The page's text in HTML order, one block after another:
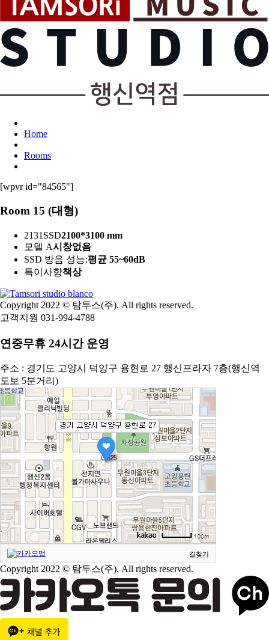
Home
Rooms
[wpvr id="84565"]
Room 15 (대형)
2131SSD2100*3100 mm
모델 A시창없음
SSD 방음 성능:평균 55~60dB
특이사항책상
Copyright 2022 © 탐투스(주). All rights reserved.
고객지원 031-994-4788
연중무휴 24시간 운영
주소 : 경기도 고양시 덕양구 용현로 27 행신프라자 7층(행신역
도보 5분거리)
길찾기
Copyright 2022 © 탐투스(주). All rights reserved.